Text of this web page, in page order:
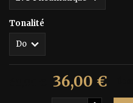
Tonalité
36,00 €